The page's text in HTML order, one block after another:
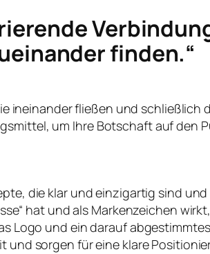
finden.“
ineinander fließen und schließlich
um Ihre Botschaft auf den
die klar und einzigartig sind
hat und als Markenzeichen
Logo und ein darauf
sorgen für eine klare